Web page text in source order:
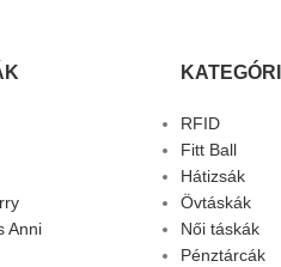
Anni
RFID
Fitt Ball
Hátizsák
Övtáskák
Női táskák
Pénztárcák